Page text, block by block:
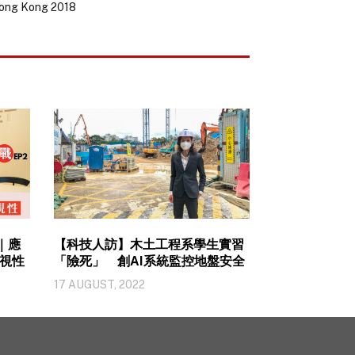
Kong 2018
應
性
【科技人訪】木土工程系學生實習
「險死」 創AI系統監控地盤安全
17 AUGUST, 2022